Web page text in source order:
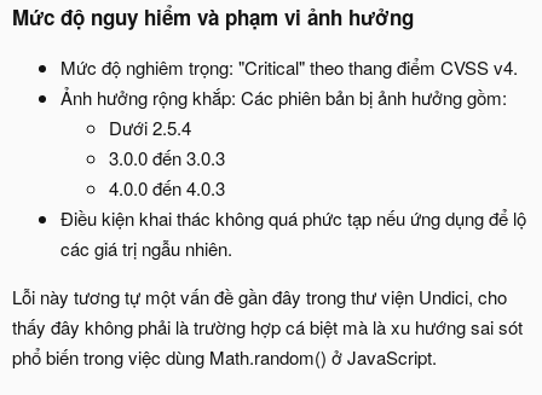
Mức độ nguy hiểm và phạm vi ảnh hưởng​
Mức độ nghiêm trọng: "Critical" theo thang điểm CVSS v4.
Ảnh hưởng rộng khắp: Các phiên bản bị ảnh hưởng gồm:
Dưới 2.5.4
3.0.0 đến 3.0.3
4.0.0 đến 4.0.3
Điều kiện khai thác không quá phức tạp nếu ứng dụng để lộ
các giá trị ngẫu nhiên.
Lỗi này tương tự một vấn đề gần đây trong thư viện Undici, cho
thấy đây không phải là trường hợp cá biệt mà là xu hướng sai sót
phổ biến trong việc dùng Math.random() ở JavaScript.